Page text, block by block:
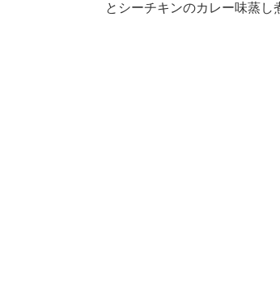
とシーチキンのカレー味蒸し